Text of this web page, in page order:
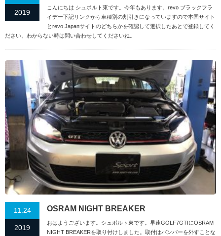
2019
こんにちは シュポルト東です。今年もあります。revo ブラックフラ
イデー下記リンクから車種別の割引きになっていますので本国サイト
とrevo Japanサイトのどちらかを確認して選択したあとで登録してく
ださい。わからない時は問い合わせしてくださいね。
11.24
2019
OSRAM NIGHT BREAKER
おはようございます。シュポルト東です。早速GOLF7GTIにOSRAM
NIGHT BREAKERを取り付けしました。取付はバンパーを外すことな